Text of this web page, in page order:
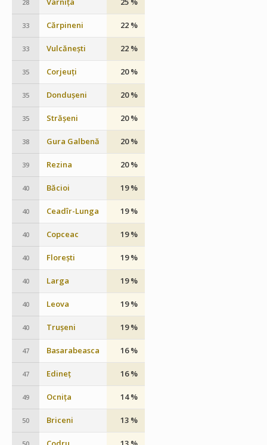
28
33 Cărpineni 22 %
33 Vulcănești 22 %
35 Corjeuți 20 %
35 Dondușeni 20 %
35 Strășeni 20 %
38 Gura Galbenă 20 %
39 Rezina 20 %
40 Băcioi 19 %
40 Ceadîr-Lunga 19 %
40 Copceac 19 %
40 Florești 19 %
40 Larga 19 %
40 Leova 19 %
40 Trușeni 19 %
47 Basarabeasca 16 %
47 Edineț 16 %
49 Ocnița 14 %
50 Briceni 13 %